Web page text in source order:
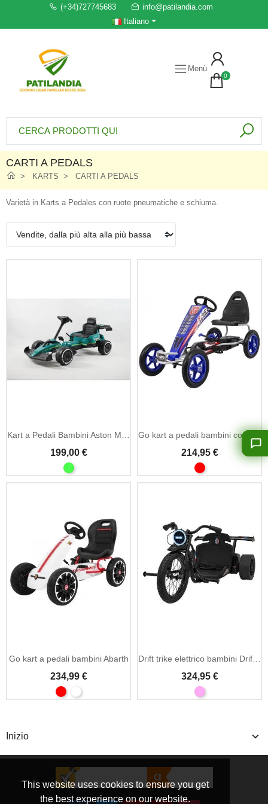
This website uses cookies to ensure you get
the best experience on our website.
(+34)727745683
info@patilandia.com
Italiano
Menù
0
CARTI A PEDALS
KARTS CARTI A PEDALS
Inizio
Varietà in Karts a Pedales con ruote pneumatiche e schiuma.
Kart a Pedali Bambini Aston Martin
199,00 € 214,95 €
Go kart a pedali bambini Abarth
234,99 €
Drift trike elettrico bambini Drift Bike 21 24V
324,95 €